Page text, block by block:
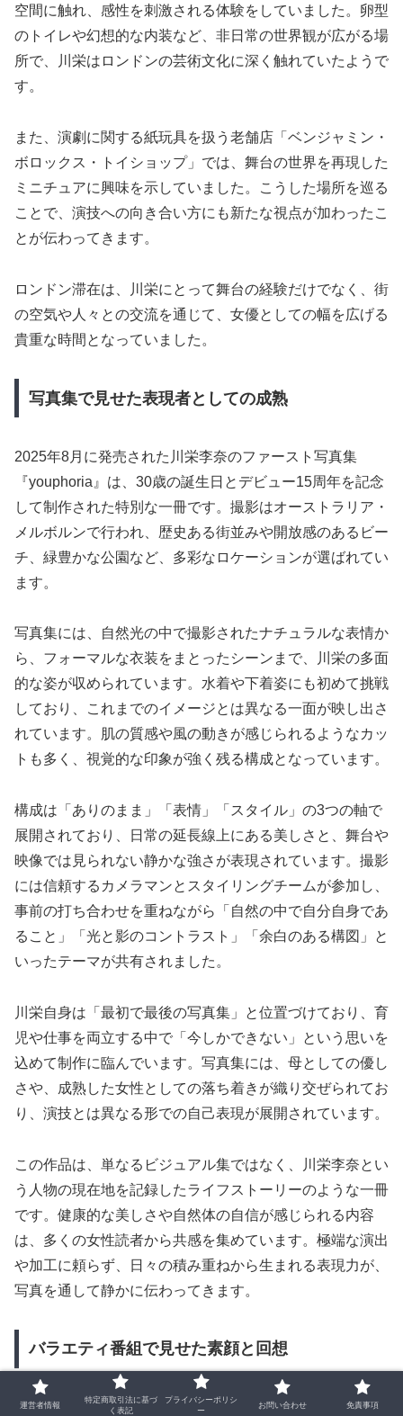
空間に触れ、感性を刺激される体験をしていました。卵型
のトイレや幻想的な内装など、非日常の世界観が広がる場
所で、川栄はロンドンの芸術文化に深く触れていたようで
す。
また、演劇に関する紙玩具を扱う老舗店「ベンジャミン・
ボロックス・トイショップ」では、舞台の世界を再現した
ミニチュアに興味を示していました。こうした場所を巡る
ことで、演技への向き合い方にも新たな視点が加わったこ
とが伝わってきます。
ロンドン滞在は、川栄にとって舞台の経験だけでなく、街
の空気や人々との交流を通じて、女優としての幅を広げる
貴重な時間となっていました。
写真集で見せた表現者としての成熟
2025年8月に発売された川栄李奈のファースト写真集
『youphoria』は、30歳の誕生日とデビュー15周年を記念
して制作された特別な一冊です。撮影はオーストラリア・
メルボルンで行われ、歴史ある街並みや開放感のあるビー
チ、緑豊かな公園など、多彩なロケーションが選ばれてい
ます。
写真集には、自然光の中で撮影されたナチュラルな表情か
ら、フォーマルな衣装をまとったシーンまで、川栄の多面
的な姿が収められています。水着や下着姿にも初めて挑戦
しており、これまでのイメージとは異なる一面が映し出さ
れています。肌の質感や風の動きが感じられるようなカッ
トも多く、視覚的な印象が強く残る構成となっています。
構成は「ありのまま」「表情」「スタイル」の3つの軸で
展開されており、日常の延長線上にある美しさと、舞台や
映像では見られない静かな強さが表現されています。撮影
には信頼するカメラマンとスタイリングチームが参加し、
事前の打ち合わせを重ねながら「自然の中で自分自身であ
ること」「光と影のコントラスト」「余白のある構図」と
いったテーマが共有されました。
川栄自身は「最初で最後の写真集」と位置づけており、育
児や仕事を両立する中で「今しかできない」という思いを
込めて制作に臨んでいます。写真集には、母としての優し
さや、成熟した女性としての落ち着きが織り交ぜられてお
り、演技とは異なる形での自己表現が展開されています。
この作品は、単なるビジュアル集ではなく、川栄李奈とい
う人物の現在地を記録したライフストーリーのような一冊
です。健康的な美しさや自然体の自信が感じられる内容
は、多くの女性読者から共感を集めています。極端な演出
や加工に頼らず、日々の積み重ねから生まれる表現力が、
写真を通して静かに伝わってきます。
バラエティ番組で見せた素顔と回想
運営者情報
特定商取引法に基づ
く表記
プライバシーポリシ
ー
お問い合わせ 免責事項